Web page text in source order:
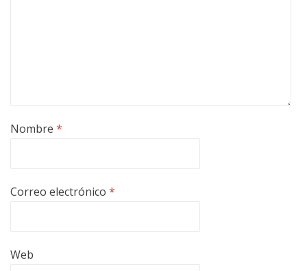
Nombre *
Correo electrónico *
Web